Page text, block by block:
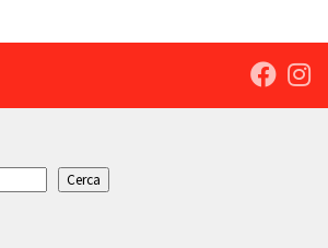
Cerca